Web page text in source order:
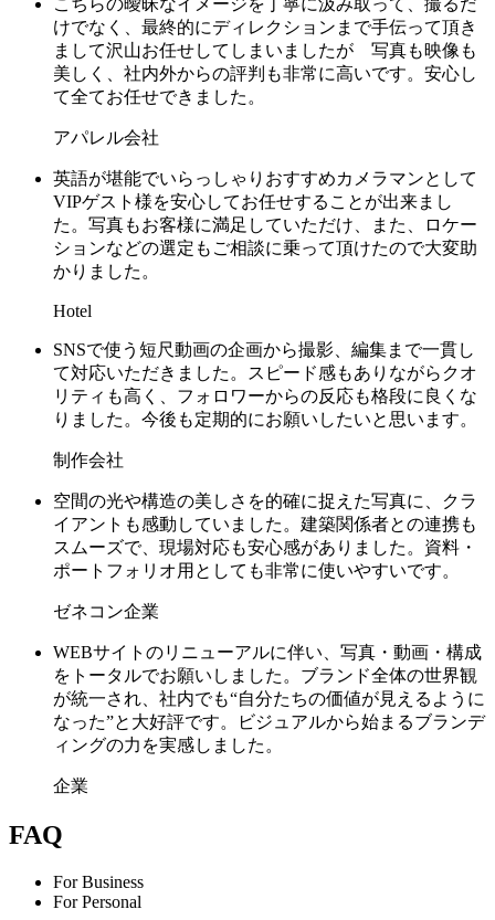
こちらの曖昧なイメージを丁寧に汲み取って、撮るだ
けでなく、最終的にディレクションまで手伝って頂き
まして沢山お任せしてしまいましたが 写真も映像も
美しく、社内外からの評判も非常に高いです。安心し
て全てお任せできました。
アパレル会社
英語が堪能でいらっしゃりおすすめカメラマンとして
VIPゲスト様を安心してお任せすることが出来まし
た。写真もお客様に満足していただけ、また、ロケー
ションなどの選定もご相談に乗って頂けたので大変助
かりました。
Hotel
SNSで使う短尺動画の企画から撮影、編集まで一貫し
て対応いただきました。スピード感もありながらクオ
リティも高く、フォロワーからの反応も格段に良くな
りました。今後も定期的にお願いしたいと思います。
制作会社
空間の光や構造の美しさを的確に捉えた写真に、クラ
イアントも感動していました。建築関係者との連携も
スムーズで、現場対応も安心感がありました。資料・
ポートフォリオ用としても非常に使いやすいです。
ゼネコン企業
WEBサイトのリニューアルに伴い、写真・動画・構成
をトータルでお願いしました。ブランド全体の世界観
が統一され、社内でも“自分たちの価値が見えるように
なった”と大好評です。ビジュアルから始まるブランデ
ィングの力を実感しました。
企業
FAQ
For Business
For Personal